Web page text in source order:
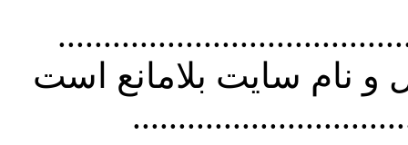
استفاده از
نام سايت بلامانع است